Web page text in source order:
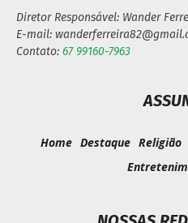
Diretor Responsável: Wander
E-mail:
Contato: 67 99160-7963
Home Destaque Religião